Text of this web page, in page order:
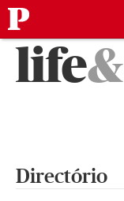
Saltarlife&
Directório